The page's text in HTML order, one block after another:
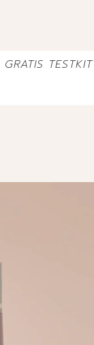
GRATIS TESTKIT